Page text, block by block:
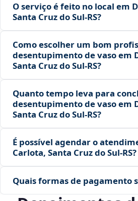
O serviço é feito no local em
Santa Cruz do Sul‑RS?
Como escolher um bom
desentupimento de vaso em
Santa Cruz do Sul‑RS?
Quanto tempo leva para
desentupimento de vaso em
Santa Cruz do Sul‑RS?
É possível agendar o
Carlota, Santa Cruz do Sul‑RS?
Quais formas de pagamento